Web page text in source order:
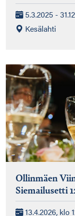
5.3.2025 -
Kesälahti
Ollinmäen
Siemailusetti
13.4.2026, klo